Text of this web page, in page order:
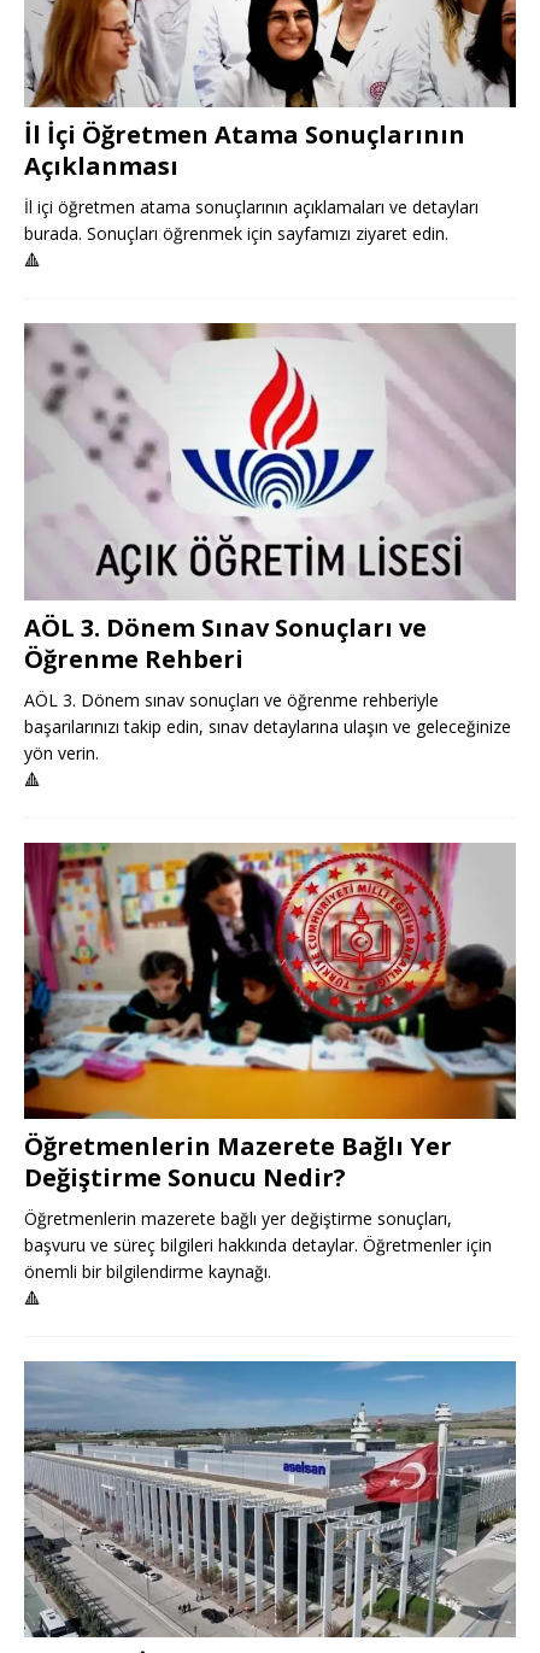
İl İçi Öğretmen Atama Sonuçlarının
Açıklanması
İl içi öğretmen atama sonuçlarının açıklamaları ve detayları
burada. Sonuçları öğrenmek için sayfamızı ziyaret edin.
🔺
AÖL 3. Dönem Sınav Sonuçları ve
Öğrenme Rehberi
AÖL 3. Dönem sınav sonuçları ve öğrenme rehberiyle
başarılarınızı takip edin, sınav detaylarına ulaşın ve geleceğinize
yön verin.
🔺
Öğretmenlerin Mazerete Bağlı Yer
Değiştirme Sonucu Nedir?
Öğretmenlerin mazerete bağlı yer değiştirme sonuçları,
başvuru ve süreç bilgileri hakkında detaylar. Öğretmenler için
önemli bir bilgilendirme kaynağı.
🔺